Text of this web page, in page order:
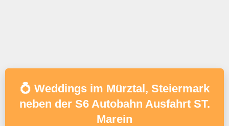
💍 Weddings im Mürztal, Steiermark
neben der S6 Autobahn Ausfahrt ST.
Marein